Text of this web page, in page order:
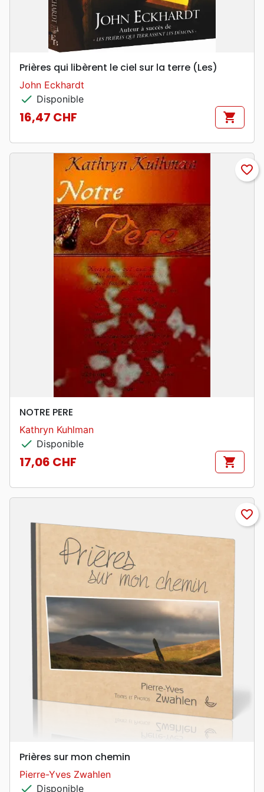
Prières qui libèrent le ciel sur la terre (Les)
John Eckhardt
check Disponible
Prix
16,47 CHF shopping_cart
favorite_border
NOTRE PERE
Kathryn Kuhlman
check Disponible
Prix
17,06 CHF shopping_cart
favorite_border
Prières sur mon chemin
Pierre-Yves Zwahlen
check Disponible